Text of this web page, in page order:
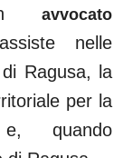
avvocato
assiste nelle
Ragusa, la
per la
e, quando